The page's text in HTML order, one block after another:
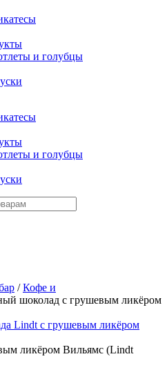
и голубцы
и голубцы
/Кофе и
шоколад с грушевым ликёром
ликёром Вильямс (Lindt